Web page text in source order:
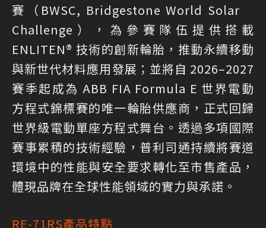
賽（BWSC, Bridgestone World Solar
Challenge），為參賽隊伍提供搭載
ENLITEN® 技術的創新輪胎，推動永續移動
與新世代材料應用發展；並將自 2026–2027
賽季起成為 ABB FIA Formula E 世界電動
方程式錦標賽的唯一輪胎供應商，正式回歸
世界級電動單座方程式舞台。透過多項國際
賽事累積的技術經驗，普利司通持續將賽道
環境中的性能與安全要求轉化至市售產品，
體現品牌在全球性能領域的實力與承諾。
RE-71RS產品特點